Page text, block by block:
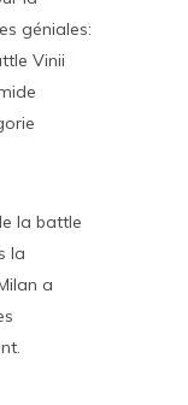
géniales:
Vinii
la battle
la
a